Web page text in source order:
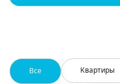
Все Квартиры